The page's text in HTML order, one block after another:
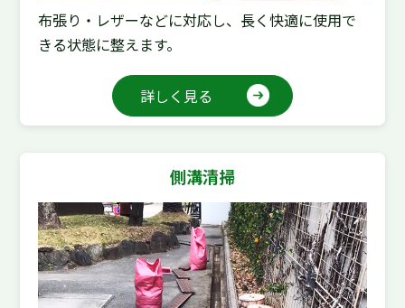
布張り・レザーなどに対応し、長く快適に使用で
きる状態に整えます。
詳しく見る
側溝清掃